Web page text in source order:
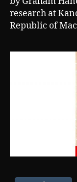
research at
Republic of